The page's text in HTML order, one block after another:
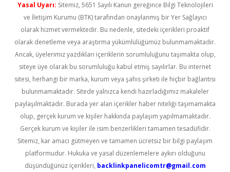
Yasal Uyarı: Sitemiz, 5651 Sayılı Kanun gereğince Bilgi Teknolojileri
ve İletişim Kurumu (BTK) tarafından onaylanmış bir Yer Sağlayıcı
olarak hizmet vermektedir. Bu nedenle, sitedeki içerikleri proaktif
olarak denetleme veya araştırma yükümlülüğümüz bulunmamaktadır.
Ancak, üyelerimiz yazdıkları içeriklerin sorumluluğunu taşımakta olup,
siteye üye olarak bu sorumluluğu kabul etmiş sayılırlar. Bu internet
sitesi, herhangi bir marka, kurum veya şahıs şirketi ile hiçbir bağlantısı
bulunmamaktadır. Sitede yalnızca kendi hazırladığımız makaleler
paylaşılmaktadır. Burada yer alan içerikler haber niteliği taşımamakta
olup, gerçek kurum ve kişiler hakkında paylaşım yapılmamaktadır.
Gerçek kurum ve kişiler ile isim benzerlikleri tamamen tesadüfidir.
Sitemiz, kar amacı gütmeyen ve tamamen ücretsiz bir bilgi paylaşım
platformudur. Hukuka ve yasal düzenlemelere aykırı olduğunu
düşündüğünüz içerikleri, backlinkpanelicomtr@gmail.com